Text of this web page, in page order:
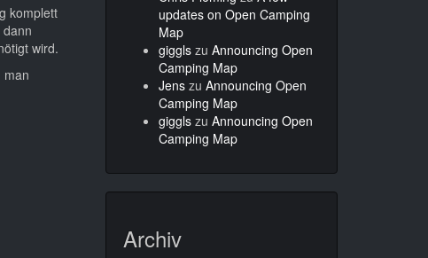
komplett
wird.
man
updates on Open Camping
Map
gigglszu Announcing Open
Camping Map
Jenszu Announcing Open
Camping Map
gigglszu Announcing Open
Camping Map
Archiv